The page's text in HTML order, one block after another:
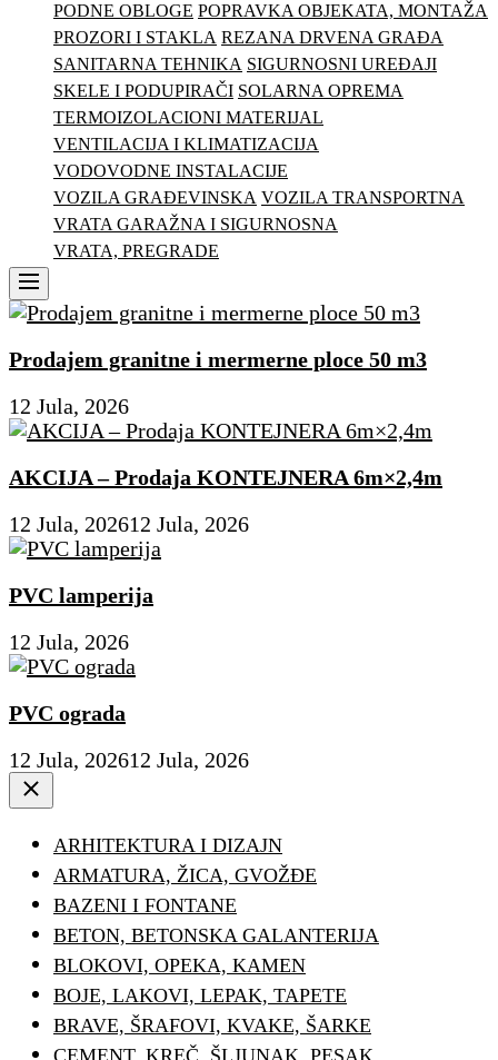
PODNE OBLOGE POPRAVKA OBJEKATA, MONTAŽA
PROZORI I STAKLA REZANA DRVENA GRAĐA
SANITARNA TEHNIKA SIGURNOSNI UREĐAJI
SKELE I PODUPIRAČI SOLARNA OPREMA
TERMOIZOLACIONI MATERIJAL
VENTILACIJA I KLIMATIZACIJA
VODOVODNE INSTALACIJE
VOZILA GRAĐEVINSKA VOZILA TRANSPORTNA
VRATA GARAŽNA I SIGURNOSNA
VRATA, PREGRADE
Menu
Prodajem granitne i mermerne ploce 50 m3
12 Jula, 2026
AKCIJA – Prodaja KONTEJNERA 6m×2,4m
12 Jula, 202612 Jula, 2026
PVC lamperija
12 Jula, 2026
PVC ograda
12 Jula, 202612 Jula, 2026
Close
ARHITEKTURA I DIZAJN
ARMATURA, ŽICA, GVOŽĐE
BAZENI I FONTANE
BETON, BETONSKA GALANTERIJA
BLOKOVI, OPEKA, KAMEN
BOJE, LAKOVI, LEPAK, TAPETE
BRAVE, ŠRAFOVI, KVAKE, ŠARKE